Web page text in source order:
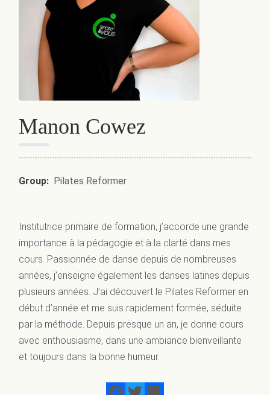
Manon Cowez
Group: Pilates Reformer
Institutrice primaire de formation, j’accorde une grande
importance à la pédagogie et à la clarté dans mes
cours. Passionnée de danse depuis de nombreuses
années, j’enseigne également les danses latines depuis
plusieurs années. J’ai découvert le Pilates Reformer en
début d’année et me suis rapidement formée, séduite
par la méthode. Depuis presque un an, je donne cours
avec enthousiasme, dans une ambiance bienveillante
et toujours dans la bonne humeur.